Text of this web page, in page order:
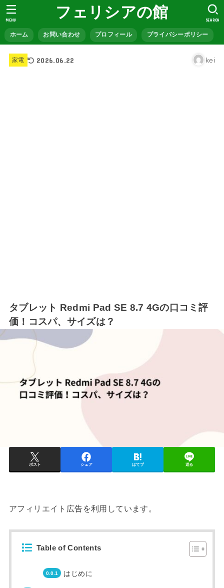
フェリシアの館
ホーム お問い合わせ プロフィール プライバシーポリシー
SEARCH
MENU
家電 2026.06.22 kei
タブレット Redmi Pad SE 8.7 4Gの口コミ評
価！コスパ、サイズは？
ポスト シェア はてブ 送る
アフィリエイト広告を利用しています。
Table of Contents
はじめに